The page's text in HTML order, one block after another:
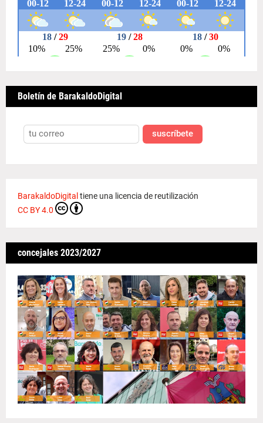
Boletín de BarakaldoDigital
suscríbete
BarakaldoDigital tiene una licencia de reutilización
CC BY 4.0
concejales 2023/2027